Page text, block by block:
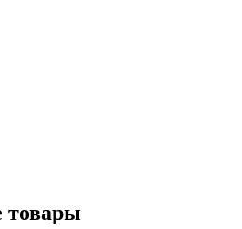
товары